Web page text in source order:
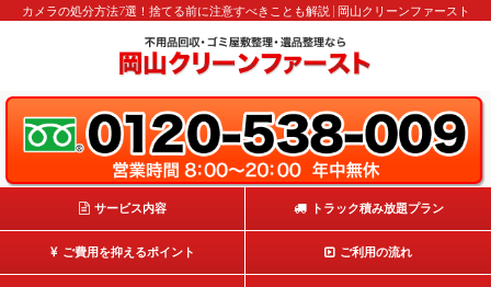
カメラの処分方法7選！捨てる前に注意すべきことも解説 | 岡山クリーンファースト
サービス内容 トラック積み放題プラン
ご費用を抑えるポイント ご利用の流れ